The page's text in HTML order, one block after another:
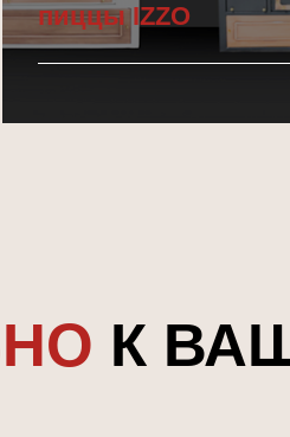
пиццы IZZO
К